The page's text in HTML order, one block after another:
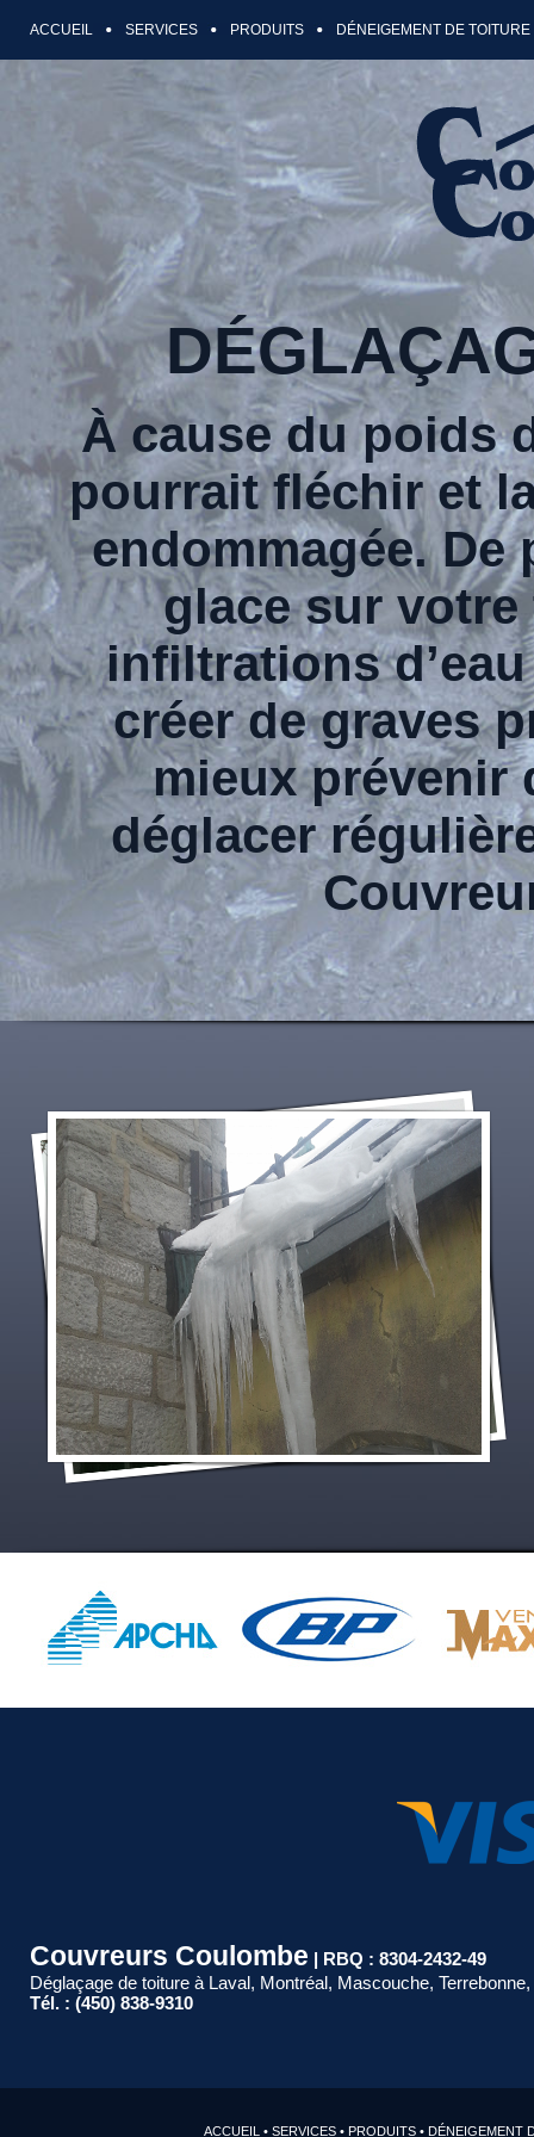
ACCUEIL SERVICES PRODUITS DÉNEIGEMENT DE TOITURE
À cause du poids
pourrait fléchir et
endommagée. De
glace sur
infiltrations
créer de graves
mieux prévenir
déglacer
Couvreurs Coulombe | RBQ : 8304-2432-49
Déglaçage de toiture à Laval, Montréal, Mascouche,
Tél. : (450) 838-9310
ACCUEIL • SERVICES • PRODUITS • DÉNEIGEMENT